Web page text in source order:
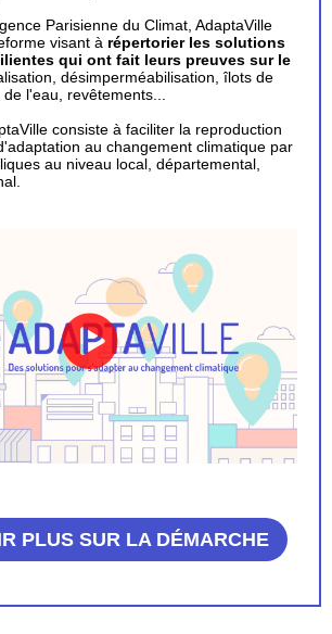
Parisienne du Climat, AdaptaVille
visant à répertorier les solutions
qui ont fait leurs preuves sur le
désimperméabilisation, îlots de
l'eau, revêtements...
consiste à faciliter la reproduction
au changement climatique par
au niveau local, départemental,
PLUS SUR LA DÉMARCHE